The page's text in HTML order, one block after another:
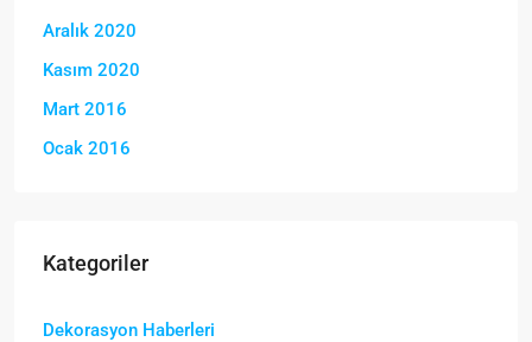
Aralık 2020
Kasım 2020
Mart 2016
Ocak 2016
Kategoriler
Dekorasyon Haberleri